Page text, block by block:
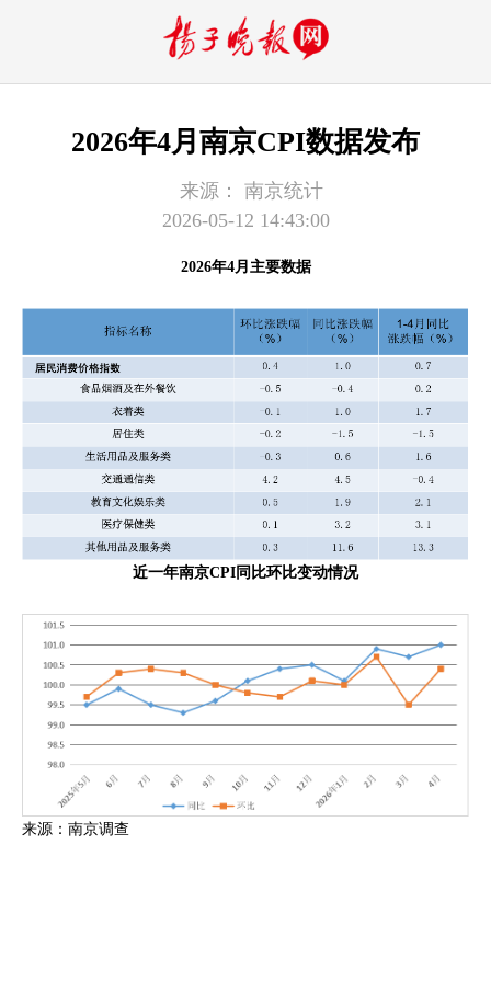
2026年4月南京CPI数据发布
来源：
南京统计
2026-05-12 14:43:00
2026年4月主要数据
近一年南京CPI同比环比变动情况
来源：南京调查